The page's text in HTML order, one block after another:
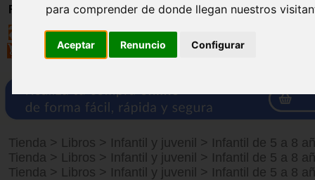
para comprender de donde llegan nuestros
Aceptar Renuncio Configurar
Registro
Tienda > Libros > Infantil y juvenil > Infantil de 5 a 8
Tienda > Libros > Infantil y juvenil > Infantil de 5 a 8
Tienda > Libros > Infantil y juvenil > Infantil de 5 a 8